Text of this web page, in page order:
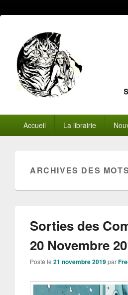
principalAccueil La librairie
ARCHIVES DES
Sorties des
20 Novembre
Posté le 21 novembre 2019par